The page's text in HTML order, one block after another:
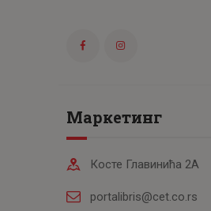
Маркетинг
Косте Главинића 2А
portalibris@cet.co.rs